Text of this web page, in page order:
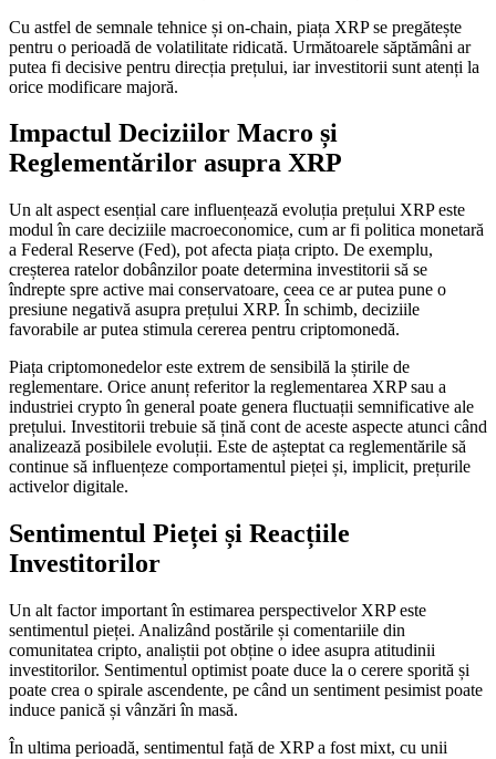
Cu astfel de semnale tehnice și on-chain, piața XRP se pregătește
pentru o perioadă de volatilitate ridicată. Următoarele săptămâni ar
putea fi decisive pentru direcția prețului, iar investitorii sunt atenți la
orice modificare majoră.
Impactul Deciziilor Macro și
Reglementărilor asupra XRP
Un alt aspect esențial care influențează evoluția prețului XRP este
modul în care deciziile macroeconomice, cum ar fi politica monetară
a Federal Reserve (Fed), pot afecta piața cripto. De exemplu,
creșterea ratelor dobânzilor poate determina investitorii să se
îndrepte spre active mai conservatoare, ceea ce ar putea pune o
presiune negativă asupra prețului XRP. În schimb, deciziile
favorabile ar putea stimula cererea pentru criptomonedă.
Piața criptomonedelor este extrem de sensibilă la știrile de
reglementare. Orice anunț referitor la reglementarea XRP sau a
industriei crypto în general poate genera fluctuații semnificative ale
prețului. Investitorii trebuie să țină cont de aceste aspecte atunci când
analizează posibilele evoluții. Este de așteptat ca reglementările să
continue să influențeze comportamentul pieței și, implicit, prețurile
activelor digitale.
Sentimentul Pieței și Reacțiile
Investitorilor
Un alt factor important în estimarea perspectivelor XRP este
sentimentul pieței. Analizând postările și comentariile din
comunitatea cripto, analiștii pot obține o idee asupra atitudinii
investitorilor. Sentimentul optimist poate duce la o cerere sporită și
poate crea o spirale ascendente, pe când un sentiment pesimist poate
induce panică și vânzări în masă.
În ultima perioadă, sentimentul față de XRP a fost mixt, cu unii